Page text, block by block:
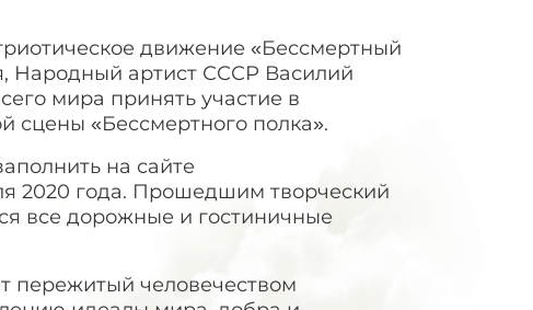
движение «Бессмертный
Народный артист СССР Василий
мира принять участие в
«Бессмертного полка».
на сайте
2020 года. Прошедшим творческий
все дорожные и гостиничные
пережитый человечеством